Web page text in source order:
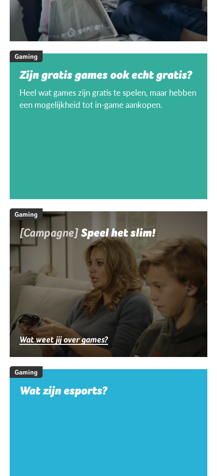
Gaming
Zijn gratis games ook echt gratis?
Heel wat games zijn gratis te spelen, maar hebben
een mogelijkheid tot in-game aankopen.
Gaming
[Campagne]Speel het slim!
Wat weet jij over games?
Gaming
Wat zijn esports?